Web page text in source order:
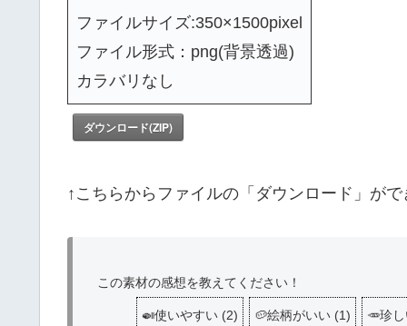
ファイルサイズ:350×1500pixel
ファイル形式：png(背景透過)
カラバリなし
ダウンロード(ZIP)
↑こちらからファイルの「ダウンロード」が
この素材の感想を教えてください！
🍛使いやすい (2) 🥔絵柄がいい (1) 🥕珍